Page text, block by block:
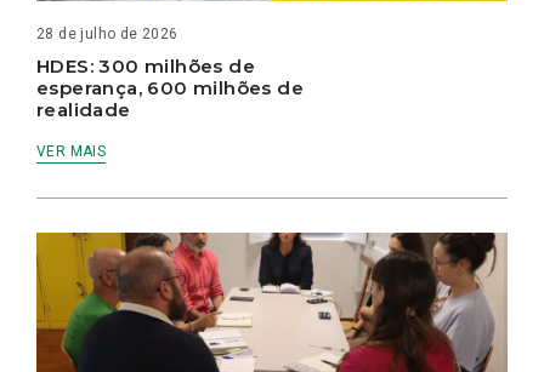
28 de julho de 2026
HDES: 300 milhões de
esperança, 600 milhões de
realidade
VER MAIS